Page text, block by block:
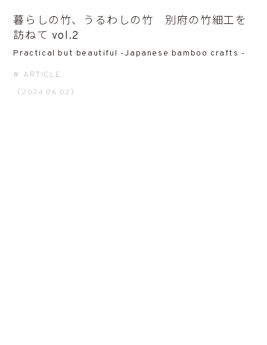
暮らしの竹、うるわしの竹 別府の竹細工を
訪ねて vol.2
Practical but beautiful -Japanese bamboo crafts -
ARTICLE
（2024.06.02）